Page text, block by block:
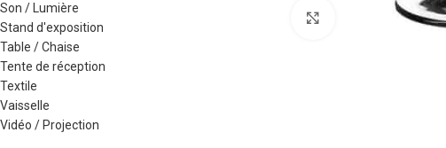
Son / Lumière
Stand d'exposition
Table / Chaise
Tente de réception
Textile
Vaisselle
Vidéo / Projection